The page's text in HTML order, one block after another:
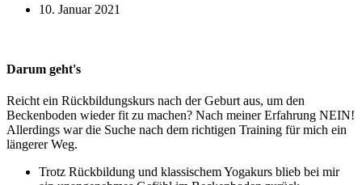
10. Januar 2021
Darum geht's
Reicht ein Rückbildungskurs nach der Geburt aus, um den
Beckenboden wieder fit zu machen? Nach meiner Erfahrung NEIN!
Allerdings war die Suche nach dem richtigen Training für mich ein
längerer Weg.
Trotz Rückbildung und klassischem Yogakurs blieb bei mir